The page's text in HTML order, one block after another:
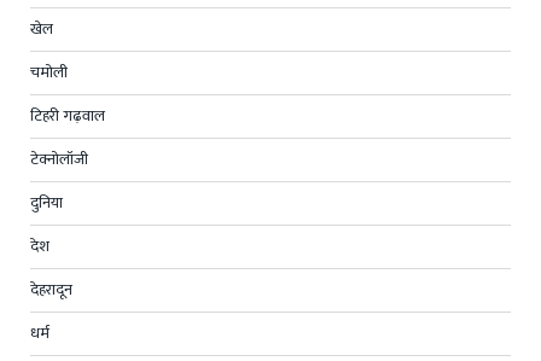
खेल
चमोली
टिहरी गढ़वाल
टेक्नोलॉजी
दुनिया
देश
देहरादून
धर्म